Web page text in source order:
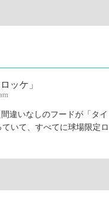
違いなしのフードが「タイ
いて、すべてに球場限定ロ